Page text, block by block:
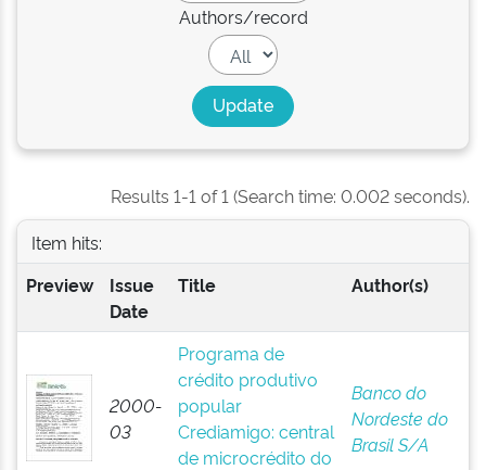
Authors/record
Results 1-1 of 1 (Search time: 0.002 seconds).
Item hits:
Preview
Issue
Date
Title Author(s)
2000-
03
Programa de
crédito produtivo
popular
Crediamigo: central
de microcrédito do
Banco do
Nordeste do
Brasil S/A